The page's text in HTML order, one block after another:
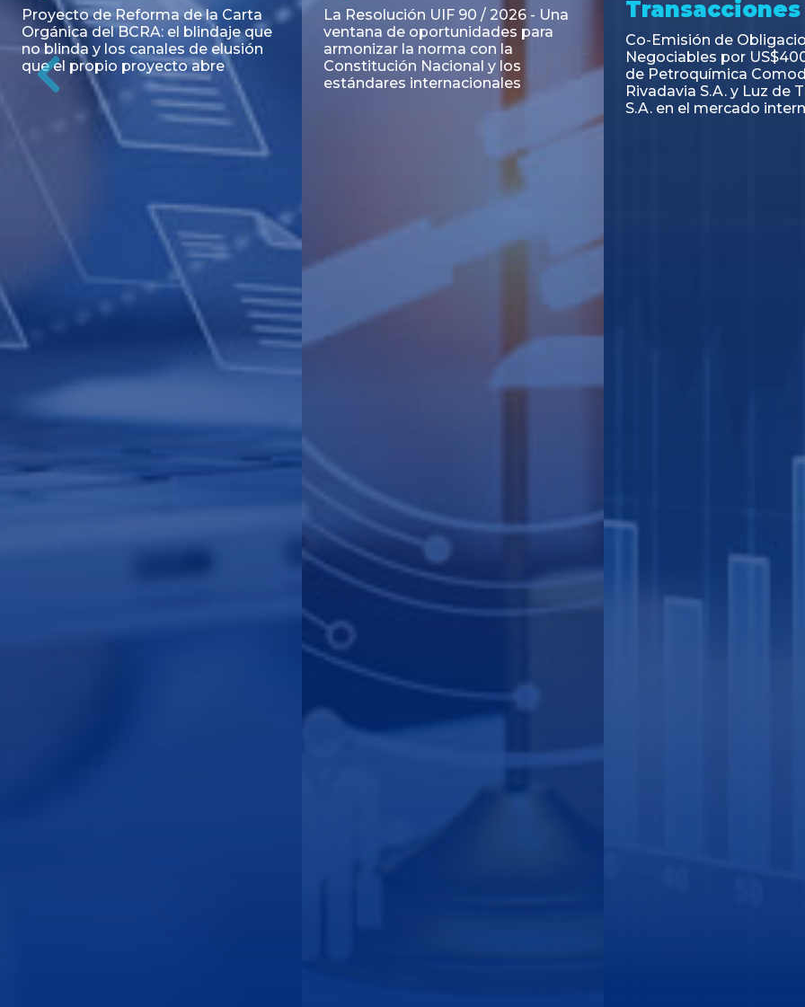
RESOLUCIÓN 271/2026 de la
SECRETARIA DE COORDINACIÓN
DE PRODUCCIÓN: Actualización y
unificación de las advertencias
obligatorias en la publicidad de
juegos y apuestas en...
Transacciones
Emisión de Obligaciones
Negociables Clase E de Central
Puerto S.A. por un Valor Nominal
de U$S 98.897.303
Transacciones
PAGBAM asesoró a
autorización para la
de los Certificados de
del Fideicomiso
Inmobiliario "Espacio
Previous